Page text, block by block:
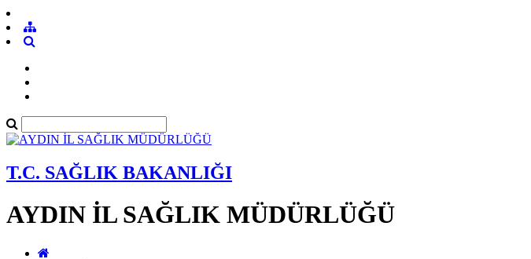
T.C. SAĞLIK BAKANLIĞI
AYDIN İL SAĞLIK MÜDÜRLÜĞÜ